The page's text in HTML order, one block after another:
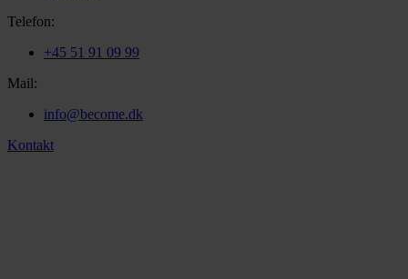
Telefon:
+45 51 91 09 99
Mail:
info@become.dk
Kontakt